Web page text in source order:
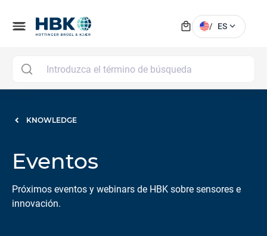
menu local_mall / ES expand_more
KNOWLEDGE
Eventos
Próximos eventos y webinars de HBK sobre sensores e
innovación.